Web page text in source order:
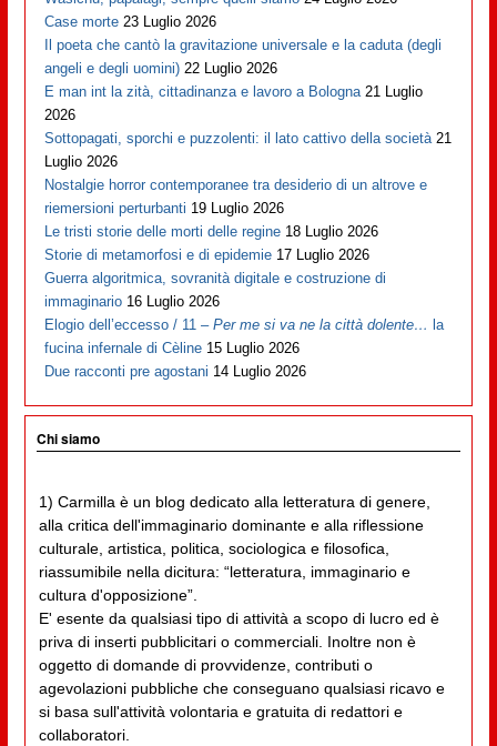
Case morte 23 Luglio 2026
Il poeta che cantò la gravitazione universale e la caduta (degli
angeli e degli uomini) 22 Luglio 2026
E man int la zità, cittadinanza e lavoro a Bologna 21 Luglio
2026
Sottopagati, sporchi e puzzolenti: il lato cattivo della società 21
Luglio 2026
Nostalgie horror contemporanee tra desiderio di un altrove e
riemersioni perturbanti 19 Luglio 2026
Le tristi storie delle morti delle regine 18 Luglio 2026
Storie di metamorfosi e di epidemie 17 Luglio 2026
Guerra algoritmica, sovranità digitale e costruzione di
immaginario 16 Luglio 2026
Elogio dell’eccesso / 11 –Per me si va ne la città dolente… la
fucina infernale di Cèline 15 Luglio 2026
Due racconti pre agostani 14 Luglio 2026
Chi siamo
1) Carmilla è un blog dedicato alla letteratura di genere,
alla critica dell'immaginario dominante e alla riflessione
culturale, artistica, politica, sociologica e filosofica,
riassumibile nella dicitura: “letteratura, immaginario e
cultura d'opposizione”.
E' esente da qualsiasi tipo di attività a scopo di lucro ed è
priva di inserti pubblicitari o commerciali. Inoltre non è
oggetto di domande di provvidenze, contributi o
agevolazioni pubbliche che conseguano qualsiasi ricavo e
si basa sull'attività volontaria e gratuita di redattori e
collaboratori.